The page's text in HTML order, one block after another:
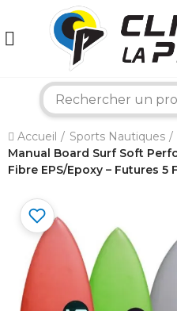
Accueil Sports Nautiques
Manual Board Surf Soft
Fibre EPS/Epoxy – Futures 5